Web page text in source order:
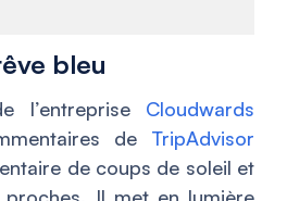
bleu
l’entreprise Cloudwards
de TripAdvisor
de coups de soleil et